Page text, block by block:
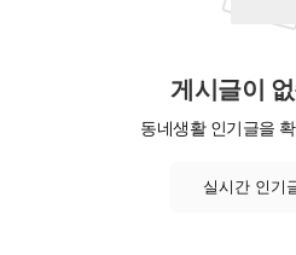
게시글이
동네생활 인기글을
실시간 인기